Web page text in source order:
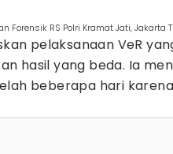
Forensik RS Polri Kramat Jati,
pelaksanaan VeR
hasil yang beda. Ia
beberapa hari